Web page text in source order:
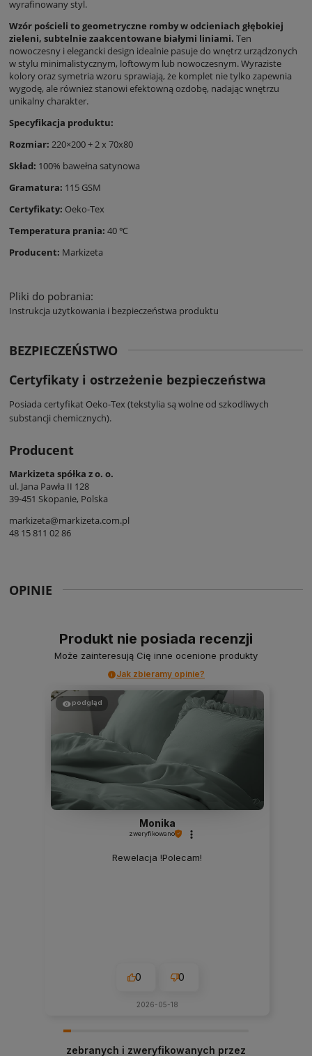
wyrafinowany styl.
Wzór pościeli to geometryczne romby w odcieniach głębokiej
zieleni, subtelnie zaakcentowane białymi liniami. Ten
nowoczesny i elegancki design idealnie pasuje do wnętrz urządzonych
w stylu minimalistycznym, loftowym lub nowoczesnym. Wyraziste
kolory oraz symetria wzoru sprawiają, że komplet nie tylko zapewnia
wygodę, ale również stanowi efektowną ozdobę, nadając wnętrzu
unikalny charakter.
Specyfikacja produktu:
Rozmiar: 220×200 + 2 x 70x80
Skład: 100% bawełna satynowa
Gramatura: 115 GSM
Certyfikaty: Oeko-Tex
Temperatura prania: 40 ℃
Producent: Markizeta
Pliki do pobrania:
Instrukcja użytkowania i bezpieczeństwa produktu
BEZPIECZEŃSTWO
Certyfikaty i ostrzeżenie bezpieczeństwa
Posiada certyfikat Oeko-Tex (tekstylia są wolne od szkodliwych
substancji chemicznych).
Producent
Markizeta spółka z o. o.
ul. Jana Pawła II 128
39-451 Skopanie, Polska
markizeta@markizeta.com.pl
48 15 811 02 86
OPINIE
Produkt nie posiada recenzji
Może zainteresują Cię inne ocenione produkty
Jak zbieramy opinie?
podgląd
Monika
zweryfikowano
Rewelacja !Polecam!
0 0
2026-05-18
zebranych i zweryfikowanych przez